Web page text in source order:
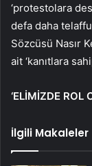
‘protestolara
defa daha
Sözcüsü Nasır
ait ‘kanıtlara
‘ELİMİZDE ROL
İlgili Makaleler